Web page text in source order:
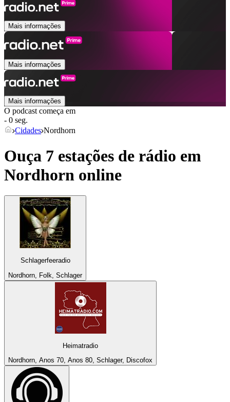
Mais informações
Mais informações
Mais informações
O podcast começa em
- 0 seg.
Cidades Nordhorn
Ouça 7 estações de rádio em
Nordhorn online
Schlagerfeeradio
Nordhorn, Folk, Schlager
Heimatradio
Nordhorn, Anos 70, Anos 80, Schlager, Discofox